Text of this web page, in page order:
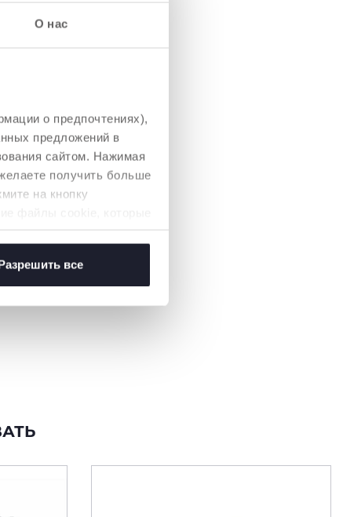
О нас
о предпочтениях),
предложений в
сайтом. Нажимая
получить больше
на кнопку
все
для